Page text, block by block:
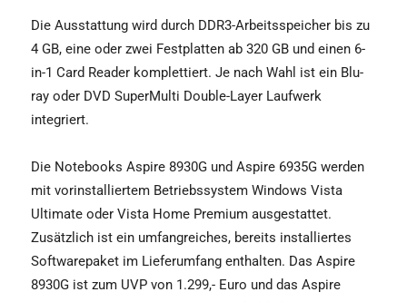
Die Ausstattung wird durch DDR3-Arbeitsspeicher bis zu
4 GB, eine oder zwei Festplatten ab 320 GB und einen 6-
in-1 Card Reader komplettiert. Je nach Wahl ist ein Blu-
ray oder DVD SuperMulti Double-Layer Laufwerk
integriert.
Die Notebooks Aspire 8930G und Aspire 6935G werden
mit vorinstalliertem Betriebssystem Windows Vista
Ultimate oder Vista Home Premium ausgestattet.
Zusätzlich ist ein umfangreiches, bereits installiertes
Softwarepaket im Lieferumfang enthalten. Das Aspire
8930G ist zum UVP von 1.299,- Euro und das Aspire